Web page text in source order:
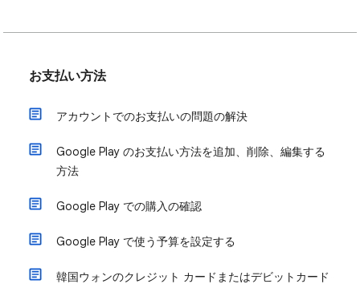
お支払い方法
アカウントでのお支払いの問題の解決
Google Play のお支払い方法を追加、削除、編集する
方法
Google Play での購入の確認
Google Play で使う予算を設定する
韓国ウォンのクレジット カードまたはデビットカード